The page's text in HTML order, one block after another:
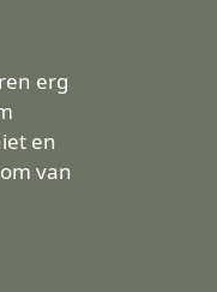
erg
en
van